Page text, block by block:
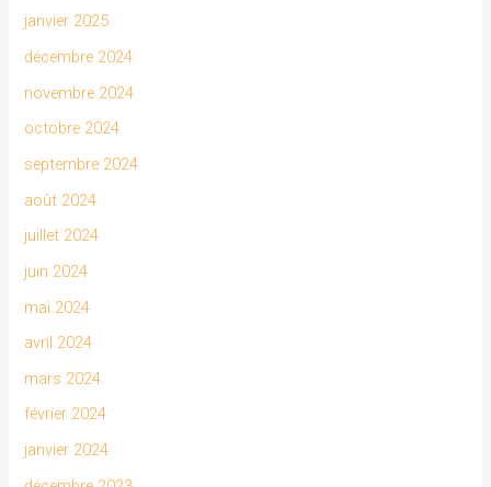
janvier 2025
décembre 2024
novembre 2024
octobre 2024
septembre 2024
août 2024
juillet 2024
juin 2024
mai 2024
avril 2024
mars 2024
février 2024
janvier 2024